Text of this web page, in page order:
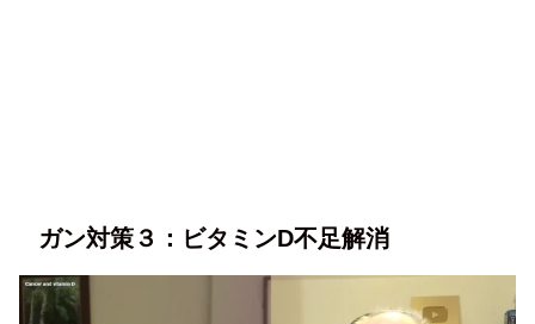
ガン対策３：ビタミンD不足解消